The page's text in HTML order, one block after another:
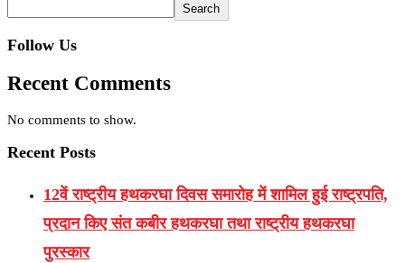
Search
Follow Us
Recent Comments
No comments to show.
Recent Posts
12वें राष्ट्रीय हथकरघा दिवस समारोह में शामिल हुई राष्ट्रपति,
प्रदान किए संत कबीर हथकरघा तथा राष्ट्रीय हथकरघा
पुरस्कार